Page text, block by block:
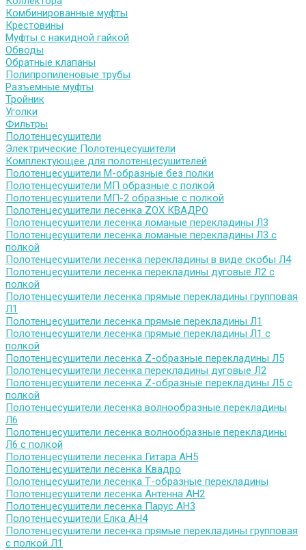
Комбинированные муфты
Крестовины
Муфты с накидной гайкой
Обводы
Обратные клапаны
Полипропиленовые трубы
Разъемные муфты
Тройник
Уголки
Фильтры
Полотенцесушители
Электрические Полотенцесушители
Комплектующее для полотенцесушителей
Полотенцесушители М-образные без полки
Полотенцесушители МП образные с полкой
Полотенцесушители МП-2 образные с полкой
Полотенцесушители лесенка ZOX КВАДРО
Полотенцесушители лесенка ломаные перекладины Л3
Полотенцесушители лесенка ломаные перекладины Л3 с
полкой
Полотенцесушители лесенка перекладины в виде скобы Л4
Полотенцесушители лесенка перекладины дуговые Л2 с
полкой
Полотенцесушители лесенка прямые перекладины групповая
Л1
Полотенцесушители лесенка прямые перекладины Л1
Полотенцесушители лесенка прямые перекладины Л1 с
полкой
Полотенцесушители лесенка Z-образные перекладины Л5
Полотенцесушители лесенка перекладины дуговые Л2
Полотенцесушители лесенка Z-образные перекладины Л5 с
полкой
Полотенцесушители лесенка волнообразные перекладины
Л6
Полотенцесушители лесенка волнообразные перекладины
Л6 с полкой
Полотенцесушители лесенка Гитара АН5
Полотенцесушители лесенка Квадро
Полотенцесушители лесенка Т-образные перекладины
Полотенцесушители лесенка Антенна АН2
Полотенцесушители лесенка Парус АН3
Полотенцесушители Елка АН4
Полотенцесушители лесенка прямые перекладины групповая
с полкой Л1